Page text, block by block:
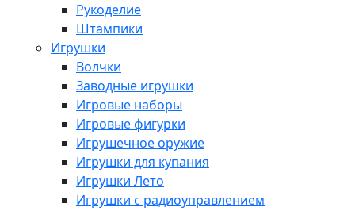
Рукоделие
Штампики
Игрушки
Волчки
Заводные игрушки
Игровые наборы
Игровые фигурки
Игрушечное оружие
Игрушки для купания
Игрушки Лето
Игрушки с радиоуправлением